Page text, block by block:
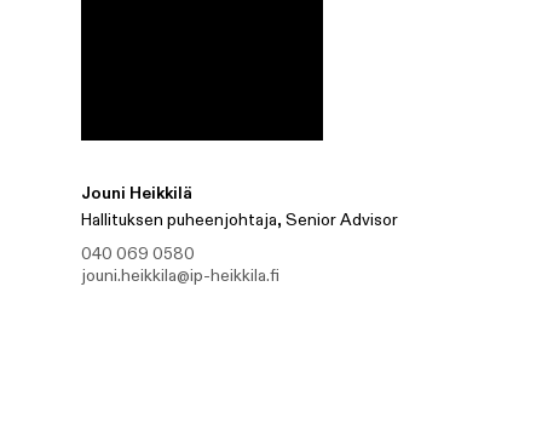
Jouni Heikkilä
Hallituksen puheenjohtaja, Senior Advisor
040 069 0580
jouni.heikkila@ip-heikkila.fi